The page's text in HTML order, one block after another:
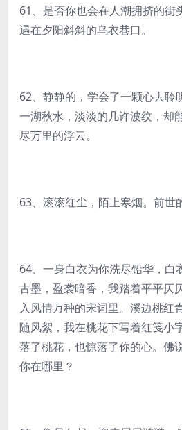
61、是否你也会在人潮拥挤的街
遇在夕阳斜斜的乌衣巷口。
62、静静的，学会了一颗心去聆
一湖秋水，淡淡的几许波纹，却
尽万里的浮云。
63、滚滚红尘，陌上寒烟。前世
64、一身白衣为你洗尽铅华，白
古墨，盈袭暗香，我踏着平平仄
入风情万种的宋词里。溪边桃红
随风絮，我在桃花下写着红笺小
落了桃花，也惊落了你的心。佛
你在哪里？